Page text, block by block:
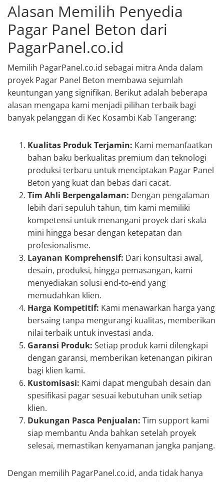
Alasan Memilih Penyedia
Pagar Panel Beton dari
PagarPanel.co.id
Memilih PagarPanel.co.id sebagai mitra Anda dalam
proyek Pagar Panel Beton membawa sejumlah
keuntungan yang signifikan. Berikut adalah beberapa
alasan mengapa kami menjadi pilihan terbaik bagi
banyak pelanggan di Kec Kosambi Kab Tangerang:
Kualitas Produk Terjamin: Kami memanfaatkan
bahan baku berkualitas premium dan teknologi
produksi terbaru untuk menciptakan Pagar Panel
Beton yang kuat dan bebas dari cacat.
Tim Ahli Berpengalaman: Dengan pengalaman
lebih dari sepuluh tahun, tim kami memiliki
kompetensi untuk menangani proyek dari skala
mini hingga besar dengan ketepatan dan
profesionalisme.
Layanan Komprehensif: Dari konsultasi awal,
desain, produksi, hingga pemasangan, kami
menyediakan solusi end-to-end yang
memudahkan klien.
Harga Kompetitif: Kami menawarkan harga yang
bersaing tanpa mengurangi kualitas, memberikan
nilai terbaik untuk investasi anda.
Garansi Produk: Setiap produk kami dilengkapi
dengan garansi, memberikan ketenangan pikiran
bagi klien kami.
Kustomisasi: Kami dapat mengubah desain dan
spesifikasi pagar sesuai kebutuhan unik setiap
klien.
Dukungan Pasca Penjualan: Tim support kami
siap membantu Anda bahkan setelah proyek
selesai, memastikan kenyamanan jangka panjang.
Dengan memilih PagarPanel.co.id, anda tidak hanya